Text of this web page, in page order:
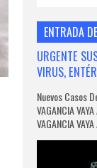
ENTRADA
URGENTE
VIRUS,
Nuevos Casos
VAGANCIA
VAGANCIA VAYA